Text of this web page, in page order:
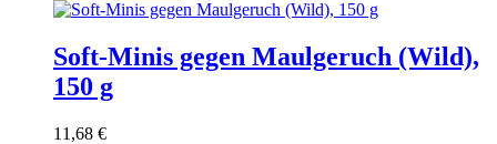
Soft-Minis gegen Maulgeruch (Wild),
150 g
11,68 €